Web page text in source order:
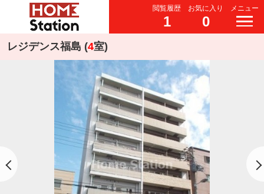
閲覧履歴
1
お気に入り
0
メニュー
レジデンス福島 (4室)